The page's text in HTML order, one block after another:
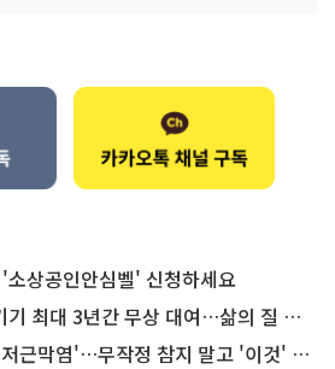
상공인안심벨' 신청하세요
최대 3년간 무상 대여…삶의 질 높인다
막염'…무작정 참지 말고 '이것' 해보세요!